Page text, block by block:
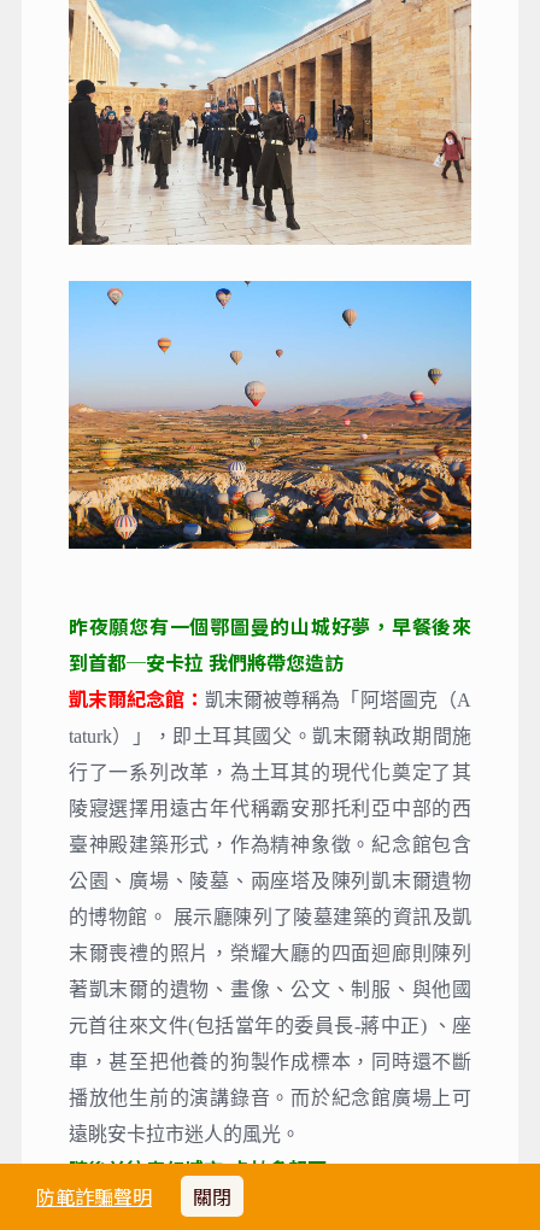
防範詐騙聲明 關閉
昨夜願您有一個鄂圖曼的山城好夢，早餐後來
到首都─安卡拉 我們將帶您造訪
凱末爾紀念館： 凱末爾被尊稱為「阿塔圖克（A
taturk）」，即土耳其國父。凱末爾執政期間施
行了一系列改革，為土耳其的現代化奠定了其
陵寢選擇用遠古年代稱霸安那托利亞中部的西
臺神殿建築形式，作為精神象徵。紀念館包含
公園、廣場、陵墓、兩座塔及陳列凱末爾遺物
的博物館。 展示廳陳列了陵墓建築的資訊及凱
末爾喪禮的照片，榮耀大廳的四面迴廊則陳列
著凱末爾的遺物、畫像、公文、制服、與他國
元首往來文件(包括當年的委員長-蔣中正) 、座
車，甚至把他養的狗製作成標本，同時還不斷
播放他生前的演講錄音。而於紀念館廣場上可
遠眺安卡拉市迷人的風光。
隨後前往奇幻城市-卡帕多起亞。
【下車參觀】：鹽湖